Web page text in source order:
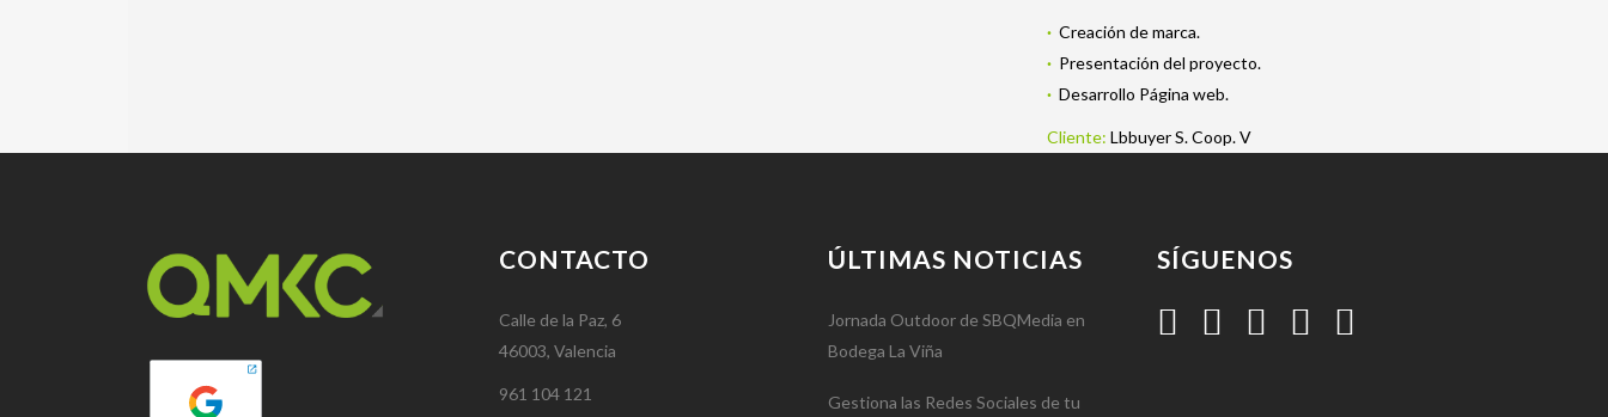
·Creación de marca.
· Presentación del proyecto.
· Desarrollo Página web.
Cliente: Lbbuyer S. Coop. V
CONTACTO
Calle de la Paz, 6
46003, Valencia
961 104 121
ÚLTIMAS NOTICIAS
Jornada Outdoor de SBQMedia en
Bodega La Viña
Gestiona las Redes Sociales de tu
SÍGUENOS